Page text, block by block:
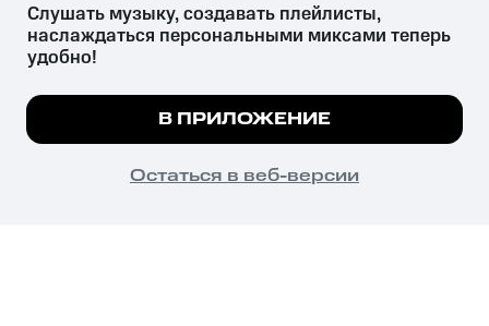
психотропных веществ, их аналогов причиняет вред здоровью,
их незаконный оборот запрещён и влечёт установленную
законодательством ответственность.
© 2026 ООО «КИОН».
Все права защищены
Мы используем куки, чтобы на сайте все
Подробнее
ПОНЯТНО
Слушать музыку, создавать плейлисты,
наслаждаться персональными миксами теперь
удобно!
В ПРИЛОЖЕНИЕ
Остаться в веб-версии